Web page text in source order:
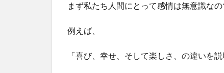
まず私たち人間にとって感情は無意識な
例えば、
「喜び、幸せ、そして楽しさ、の違いを